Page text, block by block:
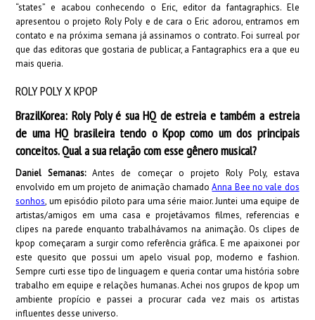
“states” e acabou conhecendo o Eric, editor da fantagraphics. Ele
apresentou o projeto Roly Poly e de cara o Eric adorou, entramos em
contato e na próxima semana já assinamos o contrato. Foi surreal por
que das editoras que gostaria de publicar, a Fantagraphics era a que eu
mais queria.
ROLY POLY X KPOP
BrazilKorea: Roly Poly é sua HQ de estreia e também a estreia
de uma HQ brasileira tendo o Kpop como um dos principais
conceitos. Qual a sua relação com esse gênero musical?
Daniel Semanas:Antes de começar o projeto Roly Poly, estava
envolvido em um projeto de animação chamado Anna Bee no vale dos
sonhos, um episódio piloto para uma série maior. Juntei uma equipe de
artistas/amigos em uma casa e projetávamos filmes, referencias e
clipes na parede enquanto trabalhávamos na animação. Os clipes de
kpop começaram a surgir como referência gráfica. E me apaixonei por
este quesito que possui um apelo visual pop, moderno e fashion.
Sempre curti esse tipo de linguagem e queria contar uma história sobre
trabalho em equipe e relações humanas. Achei nos grupos de kpop um
ambiente propício e passei a procurar cada vez mais os artistas
influentes desse universo.